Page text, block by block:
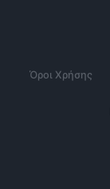
Όροι Χρήσης